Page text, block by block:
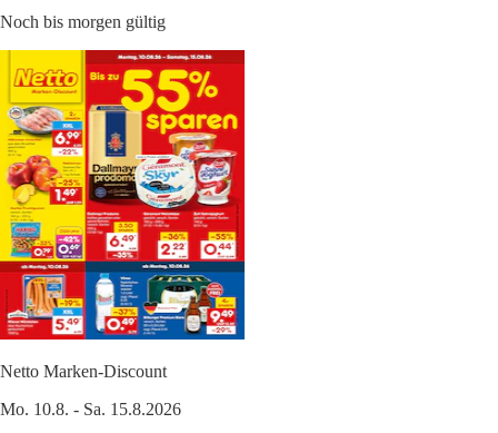
Noch bis morgen gültig
Netto Marken-Discount
Mo. 10.8. - Sa. 15.8.2026